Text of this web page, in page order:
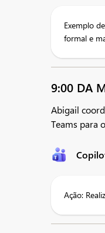
Exemplo
formal e
9:00 DA
Abigail
Teams para
Ação: